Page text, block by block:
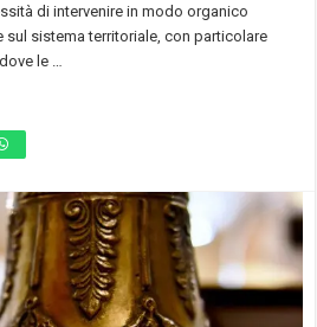
di intervenire in modo organico
sul sistema territoriale, con particolare
le …